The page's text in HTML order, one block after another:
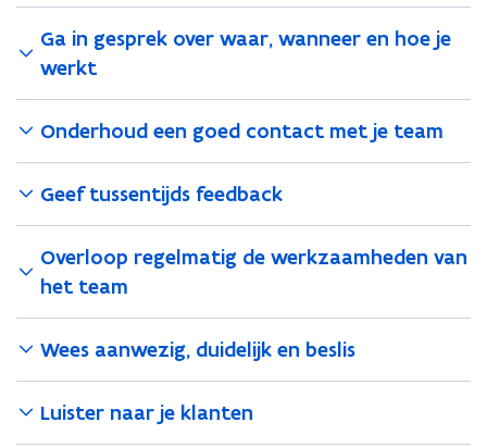
Ga in gesprek over waar, wanneer en hoe je
werkt
Onderhoud een goed contact met je team
Geef tussentijds feedback
Overloop regelmatig de werkzaamheden van
het team
Wees aanwezig, duidelijk en beslis
Luister naar je klanten